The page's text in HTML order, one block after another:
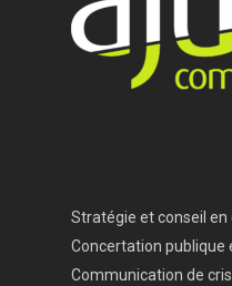
Stratégie et conseil en
Concertation publique
Communication de